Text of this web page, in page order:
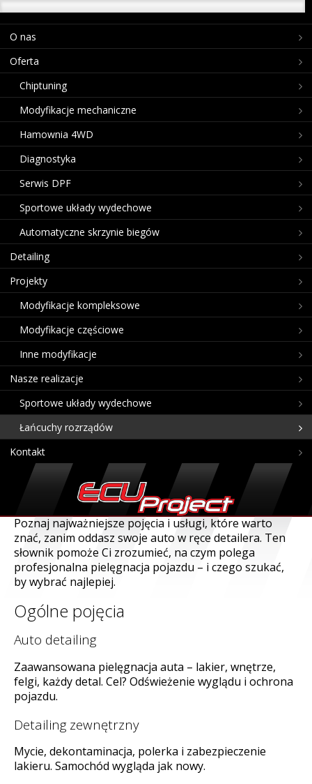
O nas
Oferta
Chiptuning
Modyfikacje mechaniczne
Hamownia 4WD
Diagnostyka
Serwis DPF
Sportowe układy wydechowe
Automatyczne skrzynie biegów
Detailing
Projekty
Modyfikacje kompleksowe
Modyfikacje częściowe
Inne modyfikacje
Nasze realizacje
Sportowe układy wydechowe
Łańcuchy rozrządów
Kontakt
Poznaj najważniejsze pojęcia i usługi, które warto
znać, zanim oddasz swoje auto w ręce detailera. Ten
słownik pomoże Ci zrozumieć, na czym polega
profesjonalna pielęgnacja pojazdu – i czego szukać,
by wybrać najlepiej.
Ogólne pojęcia
Auto detailing
Zaawansowana pielęgnacja auta – lakier, wnętrze,
felgi, każdy detal. Cel? Odświeżenie wyglądu i ochrona
pojazdu.
Detailing zewnętrzny
Mycie, dekontaminacja, polerka i zabezpieczenie
lakieru. Samochód wygląda jak nowy.